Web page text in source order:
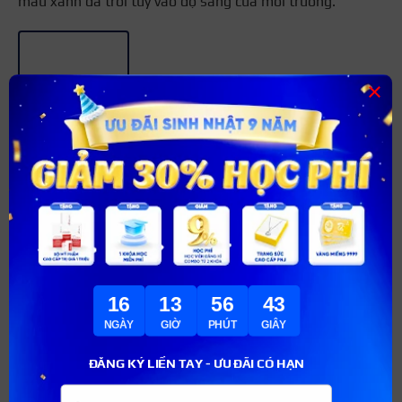
Mẫu móng tay màu xanh pepsi
Vốn dĩ màu xanh của Pepsi rất đẹp và bắt mắc. Mẫu sơn
móng tay Pepsi lại vô tình tạo nên xu hướng sơn móng
tay xanh da trời thu hút các chị em. Bộ móng sẽ bao gồm
màu xanh và chiếc logo nhỏ thương hiệu đình đám Pepsi.
Tuy đơn giản, nhưng khi lên móng, bàn tay sẽ nổi bật và
thu hút ánh nhìn của người khác.
ĐĂNG KÝ LIỀN TAY - ƯU ĐÃI CÓ HẠN
16
NGÀY
13
GIỜ
56
PHÚT
42
GIÂY
×